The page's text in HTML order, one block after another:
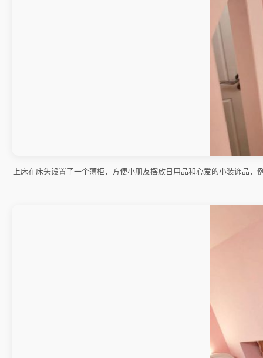
上床在床头设置了一个薄柜，方便小朋友摆放日用品和心爱的小装饰品